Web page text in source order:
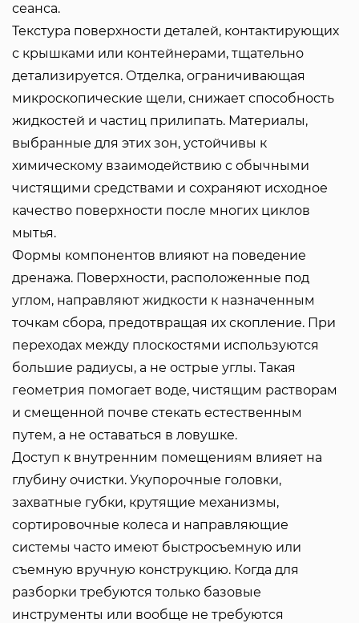
сеанса.
Текстура поверхности деталей, контактирующих
с крышками или контейнерами, тщательно
детализируется. Отделка, ограничивающая
микроскопические щели, снижает способность
жидкостей и частиц прилипать. Материалы,
выбранные для этих зон, устойчивы к
химическому взаимодействию с обычными
чистящими средствами и сохраняют исходное
качество поверхности после многих циклов
мытья.
Формы компонентов влияют на поведение
дренажа. Поверхности, расположенные под
углом, направляют жидкости к назначенным
точкам сбора, предотвращая их скопление. При
переходах между плоскостями используются
большие радиусы, а не острые углы. Такая
геометрия помогает воде, чистящим растворам
и смещенной почве стекать естественным
путем, а не оставаться в ловушке.
Доступ к внутренним помещениям влияет на
глубину очистки. Укупорочные головки,
захватные губки, крутящие механизмы,
сортировочные колеса и направляющие
системы часто имеют быстросъемную или
съемную вручную конструкцию. Когда для
разборки требуются только базовые
инструменты или вообще не требуются